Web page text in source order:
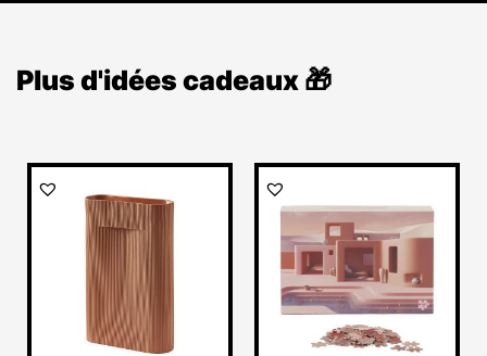
Plus d'idées cadeaux 🎁